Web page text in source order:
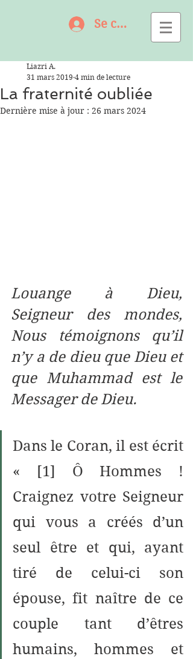
Se connecter
La fraternité oubliée
Liazri A.
31 mars 2019 4 min de lecture
Dernière mise à jour : 26 mars 2024
Louange à Dieu,
Seigneur des mondes,
Nous témoignons qu’il
n’y a de dieu que Dieu et
que Muhammad est le
Messager de Dieu.
Dans le Coran, il est écrit
« [1] Ô Hommes !
Craignez votre Seigneur
qui vous a créés d’un
seul être et qui, ayant
tiré de celui-ci son
épouse, fit naître de ce
couple tant d’êtres
humains, hommes et